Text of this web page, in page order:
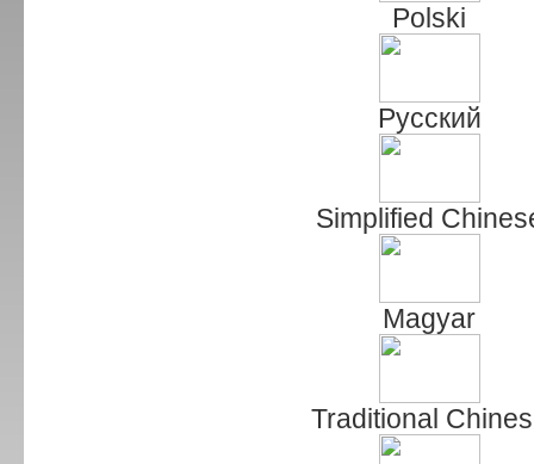
Polski
Русский
Simplified
Magyar
Traditional